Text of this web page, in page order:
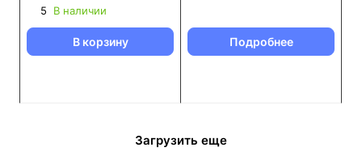
5
В наличии
В корзину Подробнее
Загрузить еще